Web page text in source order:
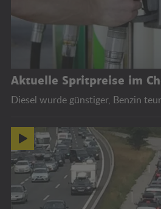
Aktuelle Spritpreise im
Diesel wurde günstiger, Benzin